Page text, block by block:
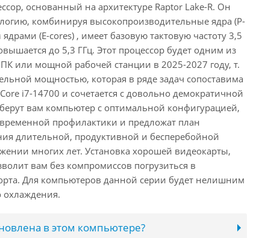
основанный на архитектуре Raptor Lake-R. Он
комбинируя высокопроизводительные ядра (P-
(E-cores) , имеет базовую тактовую частоту 3,5
до 5,3 ГГц. Этот процессор будет одним из
или мощной рабочей станции в 2025-2027 году, т.
мощностью, которая в ряде задач сопоставима
i7-14700 и сочетается с довольно демократичной
вам компьютер с оптимальной конфигурацией,
профилактики и предложат план
длительной, продуктивной и бесперебойной
многих лет. Установка хорошей видеокарты,
вам без компромиссов погрузиться в
Для компьютеров данной серии будет нелишним
охлаждения.
в этом компьютере?